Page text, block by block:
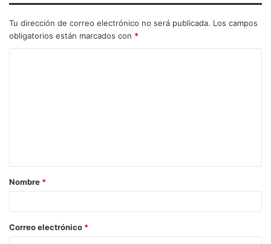
Tu dirección de correo electrónico no será publicada. Los campos
obligatorios están marcados con *
Nombre *
Correo electrónico *